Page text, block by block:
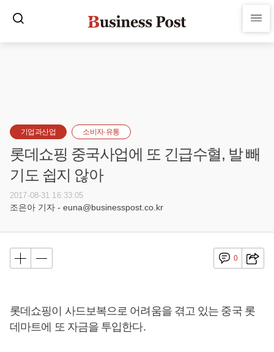
기업과산업 소비자·유통
롯데쇼핑 중국사업에 또 긴급수혈, 발 빼
기도 쉽지 않아
2017-08-31 16:33:05
조은아 기자 - euna@businesspost.co.kr
0
롯데쇼핑이 사드보복으로 어려움을 겪고 있는 중국 롯
데마트에 또 자금을 투입한다.